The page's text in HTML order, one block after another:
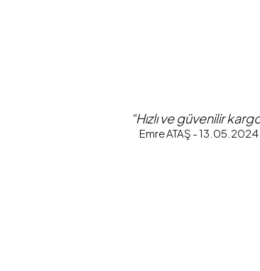
“Hızlı ve güvenilir
Emre ATAŞ - 13.05.2024